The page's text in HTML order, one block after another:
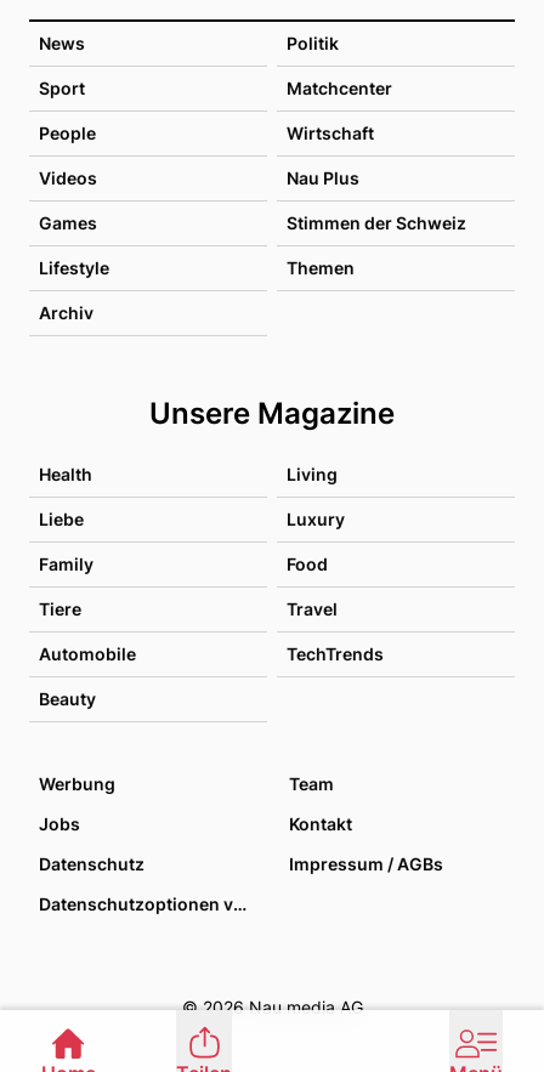
News Politik
Sport Matchcenter
People Wirtschaft
Videos Nau Plus
Games Stimmen der Schweiz
Lifestyle Themen
Archiv
Unsere Magazine
Health Living
Liebe Luxury
Family Food
Tiere Travel
Automobile TechTrends
Beauty
Werbung
Team
Jobs
Kontakt
Datenschutz
Impressum / AGBs
Datenschutzoptionen verwalten
© 2026 Nau media AG